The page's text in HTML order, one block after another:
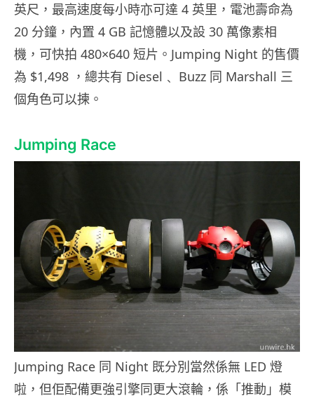
英尺，最高速度每小時亦可達 4 英里，電池壽命為
20 分鐘，內置 4 GB 記憶體以及設 30 萬像素相
機，可快拍 480×640 短片。Jumping Night 的售價
為 $1,498 ，總共有 Diesel﹑ Buzz 同 Marshall 三
個角色可以揀。
Jumping Race
Jumping Race 同 Night 既分別當然係無 LED 燈
啦，但佢配備更強引擎同更大滾輪，係「推動」模